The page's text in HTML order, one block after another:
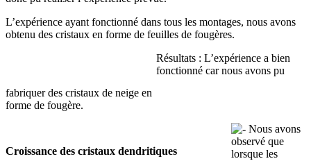
L’expérience ayant fonctionné dans tous les montages, nous avons
obtenu des cristaux en forme de feuilles de fougères.
Croissance des cristaux dendritiques
Résultats : L’expérience a bien
fonctionné car nous avons pu
fabriquer des cristaux de neige en
forme de fougère.
Nous avons
observé que
lorsque les